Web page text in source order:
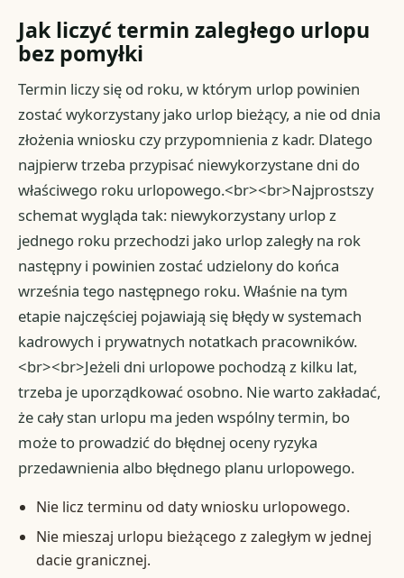
Jak liczyć termin zaległego urlopu
bez pomyłki
Termin liczy się od roku, w którym urlop powinien
zostać wykorzystany jako urlop bieżący, a nie od dnia
złożenia wniosku czy przypomnienia z kadr. Dlatego
najpierw trzeba przypisać niewykorzystane dni do
właściwego roku urlopowego.<br><br>Najprostszy
schemat wygląda tak: niewykorzystany urlop z
jednego roku przechodzi jako urlop zaległy na rok
następny i powinien zostać udzielony do końca
września tego następnego roku. Właśnie na tym
etapie najczęściej pojawiają się błędy w systemach
kadrowych i prywatnych notatkach pracowników.
<br><br>Jeżeli dni urlopowe pochodzą z kilku lat,
trzeba je uporządkować osobno. Nie warto zakładać,
że cały stan urlopu ma jeden wspólny termin, bo
może to prowadzić do błędnej oceny ryzyka
przedawnienia albo błędnego planu urlopowego.
Nie licz terminu od daty wniosku urlopowego.
Nie mieszaj urlopu bieżącego z zaległym w jednej
dacie granicznej.